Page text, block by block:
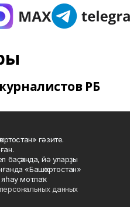
РБ
гәзите.
баҫҡанда, йә уларҙы
«Башҡортостан»
мотлаҡ.
данных